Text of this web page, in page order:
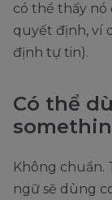
có thể thấy
quyết định, ví
định tự tin).
Có thể
Không chuẩn.
ngữ sẽ dùng